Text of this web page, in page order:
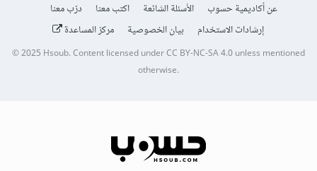
عن أكاديمية حسوب الأسئلة الشائعة اكتب معنا
درّب معنا
إرشادات الاستخدام
بيان الخصوصية مركز المساعدة
© 2025Hsoub.Content licensed underCC BY-NC-SA 4.0unless mentioned
otherwise.